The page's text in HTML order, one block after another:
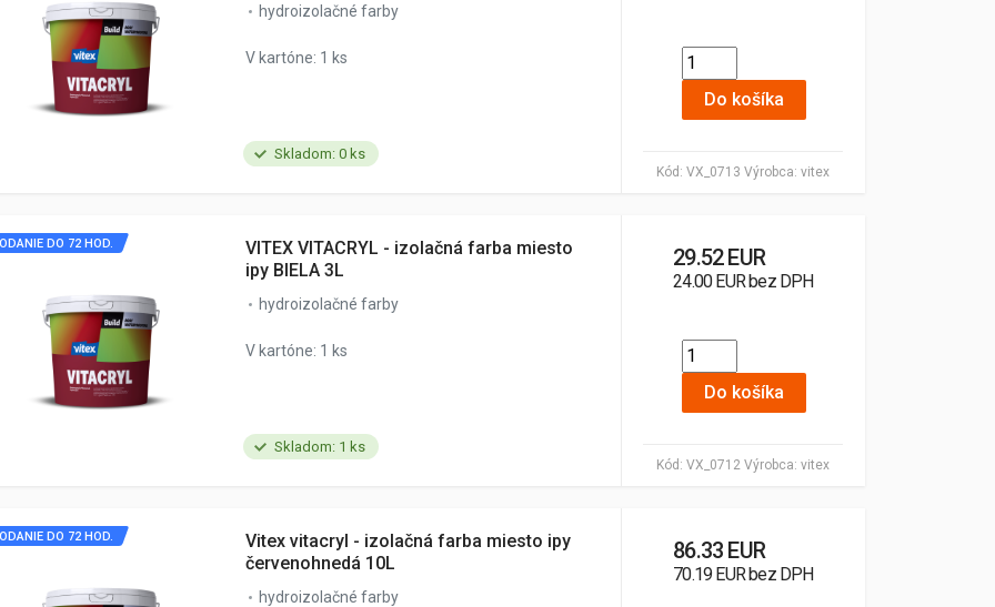
Skladom: 0 ks
Kód: VX_0713 Výrobca: vitex
hydroizolačné farby
V kartóne: 1 ks
Do košíka
Skladom: 1 ks
Kód: VX_0712 Výrobca: vitex
DO 72 HOD.
VITEX VITACRYL - izolačná farba miesto
ipy BIELA 3L
hydroizolačné farby
V kartóne: 1 ks
29.52 EUR
24.00 EUR bez DPH
Do košíka
DO 72 HOD.
Vitex vitacryl - izolačná farba miesto ipy
červenohnedá 10L
hydroizolačné farby
86.33 EUR
70.19 EUR bez DPH